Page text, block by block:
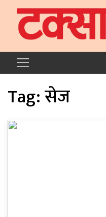
Tag:सेज